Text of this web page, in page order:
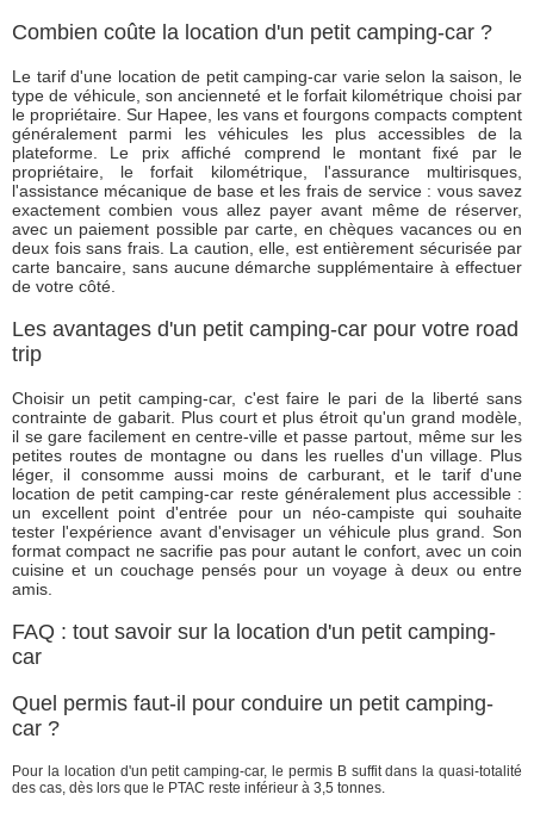
Combien coûte la location d'un petit camping-car ?
Le tarif d'une location de petit camping-car varie selon la saison, le
type de véhicule, son ancienneté et le forfait kilométrique choisi par
le propriétaire. Sur Hapee, les vans et fourgons compacts comptent
généralement parmi les véhicules les plus accessibles de la
plateforme. Le prix affiché comprend le montant fixé par le
propriétaire, le forfait kilométrique, l'assurance multirisques,
l'assistance mécanique de base et les frais de service : vous savez
exactement combien vous allez payer avant même de réserver,
avec un paiement possible par carte, en chèques vacances ou en
deux fois sans frais. La caution, elle, est entièrement sécurisée par
carte bancaire, sans aucune démarche supplémentaire à effectuer
de votre côté.
Les avantages d'un petit camping-car pour votre road
trip
Choisir un petit camping-car, c'est faire le pari de la liberté sans
contrainte de gabarit. Plus court et plus étroit qu'un grand modèle,
il se gare facilement en centre-ville et passe partout, même sur les
petites routes de montagne ou dans les ruelles d'un village. Plus
léger, il consomme aussi moins de carburant, et le tarif d'une
location de petit camping-car reste généralement plus accessible :
un excellent point d'entrée pour un néo-campiste qui souhaite
tester l'expérience avant d'envisager un véhicule plus grand. Son
format compact ne sacrifie pas pour autant le confort, avec un coin
cuisine et un couchage pensés pour un voyage à deux ou entre
amis.
FAQ : tout savoir sur la location d'un petit camping-
car
Quel permis faut-il pour conduire un petit camping-
car ?
Pour la location d'un petit camping-car, le permis B suffit dans la quasi-totalité
des cas, dès lors que le PTAC reste inférieur à 3,5 tonnes.